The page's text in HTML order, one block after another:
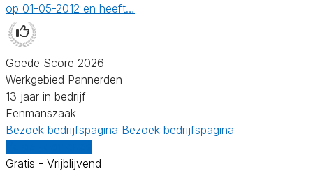
op 01-05-2012 en heeft…
Goede Score 2026
Werkgebied Pannerden
13 jaar in bedrijf
Eenmanszaak
Bezoek bedrijfspagina Bezoek bedrijfspagina
Gratis - Vrijblijvend